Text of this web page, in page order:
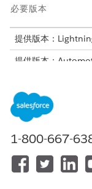
必要版本
提供版本：
提供版本：
Manufacturing
Solutions。
需要的使用者權限
若要設定「動作計
1-800-667-